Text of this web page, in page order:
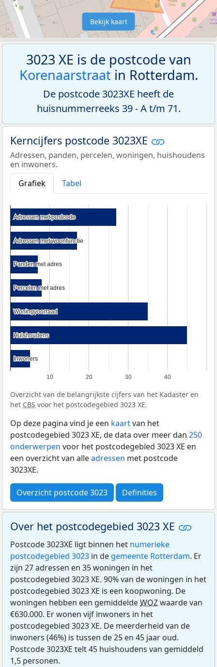
Bekijk kaart
3023 XE is de postcode van
Korenaarstraatin Rotterdam.
De postcode 3023XE heeft de
huisnummerreeks 39 - A t/m 71.
Kerncijfers postcode 3023XE
Adressen, panden, percelen, woningen, huishoudens
en inwoners.
Grafiek
Tabel
10 20 30 40
Adressen met postcode
Adressen met postcode
Adressen met woonfunctie
Adressen met woonfunctie
Panden met adres
Panden met adres
Percelen met adres
Percelen met adres
Woningvoorraad
Woningvoorraad
Huishoudens
Huishoudens
Inwoners
Inwoners
Overzicht van de belangrijkste cijfers van het Kadaster en
het CBS voor het postcodegebied 3023 XE.
Op deze pagina vind je een kaartvan het
postcodegebied 3023 XE, de data over meer dan 250
onderwerpen voor het postcodegebied 3023 XE en
een overzicht van alleadressen met postcode
3023XE.
Overzicht postcode 3023 Definities
Over het postcodegebied 3023 XE
Postcode 3023XE ligt binnen het numerieke
postcodegebied 3023 in de gemeente Rotterdam. Er
zijn 27 adressen en 35 woningen in het
postcodegebied 3023 XE. 90% van de woningen in het
postcodegebied 3023 XE is een koopwoning. De
woningen hebben een gemiddeldeWOZwaarde van
€630.000. Er wonen vijf inwoners in het
postcodegebied 3023 XE. De meerderheid van de
inwoners (46%) is tussen de 25 en 45 jaar oud.
Postcode 3023XE telt 45 huishoudens van gemiddeld
1,5 personen.